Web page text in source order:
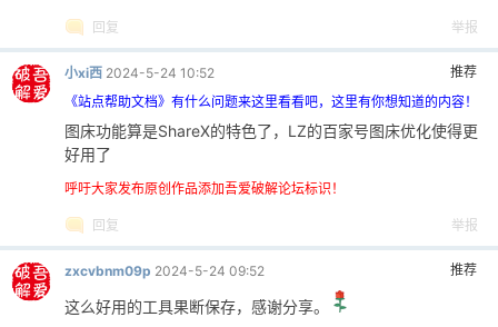
回复 举报
推荐
小xi西 2024-5-24 10:52
《站点帮助文档》有什么问题来这里看看吧，这里有你想知道的内容！
图床功能算是ShareX的特色了，LZ的百家号图床优化使得更
好用了
呼吁大家发布原创作品添加吾爱破解论坛标识！
回复 举报
推荐
zxcvbnm09p 2024-5-24 09:52
这么好用的工具果断保存，感谢分享。